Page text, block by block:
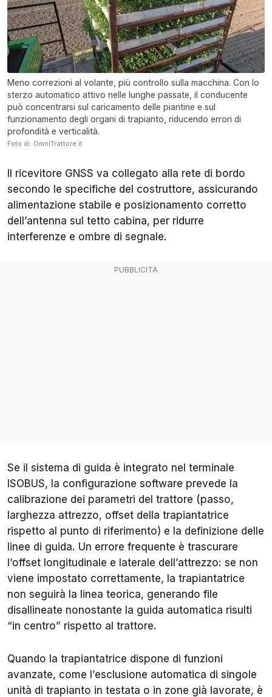
Meno correzioni al volante, più controllo sulla macchina. Con lo
sterzo automatico attivo nelle lunghe passate, il conducente
può concentrarsi sul caricamento delle piantine e sul
funzionamento degli organi di trapianto, riducendo errori di
profondità e verticalità.
Foto di: OmniTrattore.it
Il ricevitore GNSS va collegato alla rete di bordo
secondo le specifiche del costruttore, assicurando
alimentazione stabile e posizionamento corretto
dell’antenna sul tetto cabina, per ridurre
interferenze e ombre di segnale.
Se il sistema di guida è integrato nel terminale
ISOBUS, la configurazione software prevede la
calibrazione dei parametri del trattore (passo,
larghezza attrezzo, offset della trapiantatrice
rispetto al punto di riferimento) e la definizione delle
linee di guida. Un errore frequente è trascurare
l’offset longitudinale e laterale dell’attrezzo: se non
viene impostato correttamente, la trapiantatrice
non seguirà la linea teorica, generando file
disallineate nonostante la guida automatica risulti
“in centro” rispetto al trattore.
Quando la trapiantatrice dispone di funzioni
avanzate, come l’esclusione automatica di singole
unità di trapianto in testata o in zone già lavorate, è